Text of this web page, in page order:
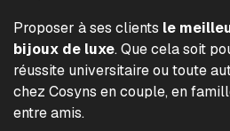
Proposer à ses clients le
bijoux de luxe. Que cela soit
réussite universitaire ou toute
chez Cosyns en couple, en
entre amis.